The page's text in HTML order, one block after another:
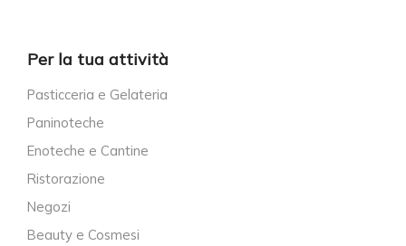
Per la tua attività
Pasticceria e Gelateria
Paninoteche
Enoteche e Cantine
Ristorazione
Negozi
Beauty e Cosmesi